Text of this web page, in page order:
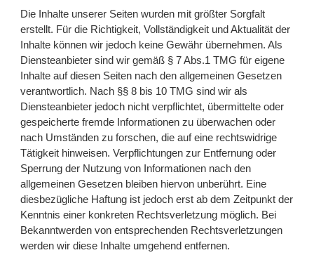
Die Inhalte unserer Seiten wurden mit größter Sorgfalt
erstellt. Für die Richtigkeit, Vollständigkeit und Aktualität der
Inhalte können wir jedoch keine Gewähr übernehmen. Als
Diensteanbieter sind wir gemäß § 7 Abs.1 TMG für eigene
Inhalte auf diesen Seiten nach den allgemeinen Gesetzen
verantwortlich. Nach §§ 8 bis 10 TMG sind wir als
Diensteanbieter jedoch nicht verpflichtet, übermittelte oder
gespeicherte fremde Informationen zu überwachen oder
nach Umständen zu forschen, die auf eine rechtswidrige
Tätigkeit hinweisen. Verpflichtungen zur Entfernung oder
Sperrung der Nutzung von Informationen nach den
allgemeinen Gesetzen bleiben hiervon unberührt. Eine
diesbezügliche Haftung ist jedoch erst ab dem Zeitpunkt der
Kenntnis einer konkreten Rechtsverletzung möglich. Bei
Bekanntwerden von entsprechenden Rechtsverletzungen
werden wir diese Inhalte umgehend entfernen.